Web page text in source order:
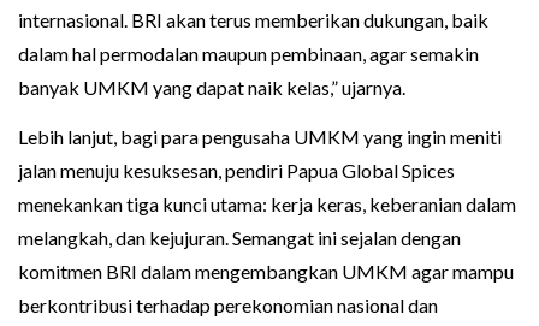
internasional. BRI akan terus memberikan dukungan, baik
dalam hal permodalan maupun pembinaan, agar semakin
banyak UMKM yang dapat naik kelas,” ujarnya.
Lebih lanjut, bagi para pengusaha UMKM yang ingin meniti
jalan menuju kesuksesan, pendiri Papua Global Spices
menekankan tiga kunci utama: kerja keras, keberanian dalam
melangkah, dan kejujuran. Semangat ini sejalan dengan
komitmen BRI dalam mengembangkan UMKM agar mampu
berkontribusi terhadap perekonomian nasional dan